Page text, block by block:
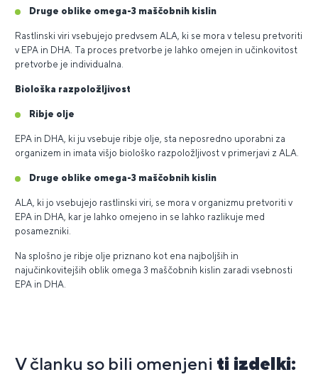
Druge oblike omega-3 maščobnih kislin
Rastlinski viri vsebujejo predvsem ALA, ki se mora v telesu pretvoriti
v EPA in DHA. Ta proces pretvorbe je lahko omejen in učinkovitost
pretvorbe je individualna.
Biološka razpoložljivost
Ribje olje
EPA in DHA, ki ju vsebuje ribje olje, sta neposredno uporabni za
organizem in imata višjo biološko razpoložljivost v primerjavi z ALA.
Druge oblike omega-3 maščobnih kislin
ALA, ki jo vsebujejo rastlinski viri, se mora v organizmu pretvoriti v
EPA in DHA, kar je lahko omejeno in se lahko razlikuje med
posamezniki.
Na splošno je ribje olje priznano kot ena najboljših in
najučinkovitejših oblik omega 3 maščobnih kislin zaradi vsebnosti
EPA in DHA.
V članku so bili omenjeni ti izdelki: